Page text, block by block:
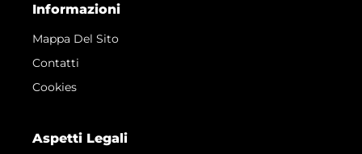
Informazioni
Mappa Del Sito
Contatti
Cookies
Aspetti Legali